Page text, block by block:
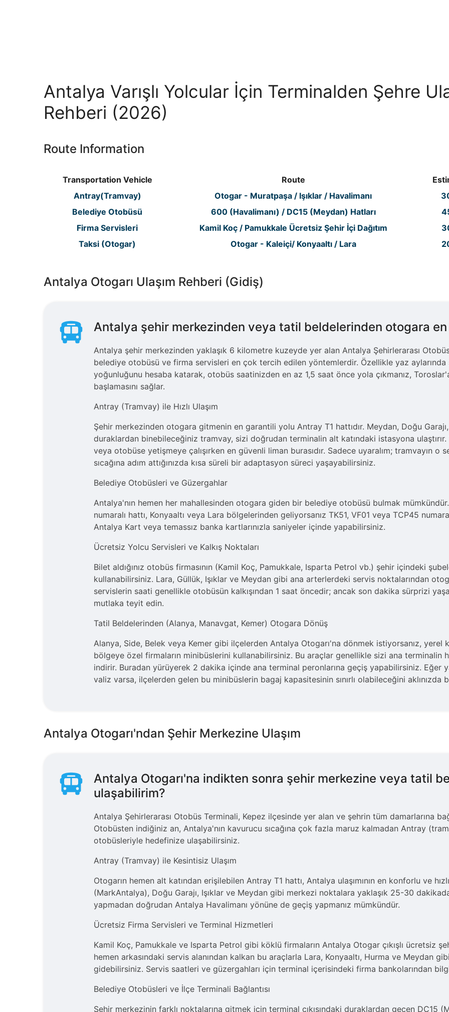
Antalya Varışlı Yolcular İçin Terminalden Şehre
Rehberi (2026)
Route Information
Transportation Vehicle Route
Antray(Tramvay)
Otogar - Muratpaşa / Işıklar / Havalimanı
Belediye Otobüsü
600 (Havalimanı) / DC15 (Meydan) Hatları
Firma Servisleri
Kamil Koç / Pamukkale Ücretsiz Şehir İçi Dağıtım
Taksi (Otogar)
Otogar - Kaleiçi/ Konyaaltı / Lara
Antalya Otogarı Ulaşım Rehberi (Gidiş)
Antalya şehir merkezinden veya tatil beldelerinden otogara en
Antalya şehir merkezinden yaklaşık 6 kilometre kuzeyde yer alan Antalya Şehirlerarası
belediye otobüsü ve firma servisleri en çok tercih edilen yöntemlerdir. Özellikle yaz
yoğunluğunu hesaba katarak, otobüs saatinizden en az 1,5 saat önce yola çıkmanız,
başlamasını sağlar.
Antray (Tramvay) ile Hızlı Ulaşım
Şehir merkezinden otogara gitmenin en garantili yolu Antray T1 hattıdır. Meydan, Doğu
duraklardan binebileceğiniz tramvay, sizi doğrudan terminalin alt katındaki istasyona ulaştırır.
veya otobüse yetişmeye çalışırken en güvenli liman burasıdır. Sadece uyaralım; tramvayın o
sıcağına adım attığınızda kısa süreli bir adaptasyon süreci yaşayabilirsiniz.
Belediye Otobüsleri ve Güzergahlar
Antalya'nın hemen her mahallesinden otogara giden bir belediye otobüsü bulmak
numaralı hattı, Konyaaltı veya Lara bölgelerinden geliyorsanız TK51, VF01 veya TCP45
Antalya Kart veya temassız banka kartlarınızla saniyeler içinde yapabilirsiniz.
Ücretsiz Yolcu Servisleri ve Kalkış Noktaları
Bilet aldığınız otobüs firmasının (Kamil Koç, Pamukkale, Isparta Petrol vb.) şehir içindeki
kullanabilirsiniz. Lara, Güllük, Işıklar ve Meydan gibi ana arterlerdeki servis noktalarından
servislerin saati genellikle otobüsün kalkışından 1 saat öncedir; ancak son dakika sürprizi
mutlaka teyit edin.
Tatil Beldelerinden (Alanya, Manavgat, Kemer) Otogara Dönüş
Alanya, Side, Belek veya Kemer gibi ilçelerden Antalya Otogarı'na dönmek istiyorsanız,
bölgeye özel firmaların minibüslerini kullanabilirsiniz. Bu araçlar genellikle sizi ana terminalin
indirir. Buradan yürüyerek 2 dakika içinde ana terminal peronlarına geçiş yapabilirsiniz. Eğer
valiz varsa, ilçelerden gelen bu minibüslerin bagaj kapasitesinin sınırlı olabileceğini aklınızda
Antalya Otogarı'ndan Şehir Merkezine Ulaşım
Antalya Otogarı'na indikten sonra şehir merkezine veya tatil
ulaşabilirim?
Antalya Şehirlerarası Otobüs Terminali, Kepez ilçesinde yer alan ve şehrin tüm damarlarına
Otobüsten indiğiniz an, Antalya'nın kavurucu sıcağına çok fazla maruz kalmadan Antray
otobüsleriyle hedefinize ulaşabilirsiniz.
Antray (Tramvay) ile Kesintisiz Ulaşım
Otogarın hemen alt katından erişilebilen Antray T1 hattı, Antalya ulaşımının en konforlu ve
(MarkAntalya), Doğu Garajı, Işıklar ve Meydan gibi merkezi noktalara yaklaşık 25-30
yapmadan doğrudan Antalya Havalimanı yönüne de geçiş yapmanız mümkündür.
Ücretsiz Firma Servisleri ve Terminal Hizmetleri
Kamil Koç, Pamukkale ve Isparta Petrol gibi köklü firmaların Antalya Otogar çıkışlı ücretsiz
hemen arkasındaki servis alanından kalkan bu araçlarla Lara, Konyaaltı, Hurma ve Meydan
gidebilirsiniz. Servis saatleri ve güzergahları için terminal içerisindeki firma bankolarından bilgi
Belediye Otobüsleri ve İlçe Terminali Bağlantısı
Şehir merkezinin farklı noktalarına gitmek için terminal çıkışındaki duraklardan geçen DC15